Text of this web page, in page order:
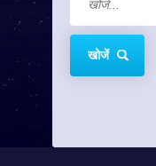
खोजें